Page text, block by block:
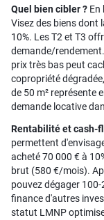
Quel bien cibler ? En
Visez des biens dont
10%. Les T2 et T3
demande/
prix très bas peut
copropriété
de 50 m² représente
demande locative
Rentabilité et cash-
permettent
acheté 70 000 € à
brut (580 €/mois).
pouvez dégager
finance d'autres
statut LMNP